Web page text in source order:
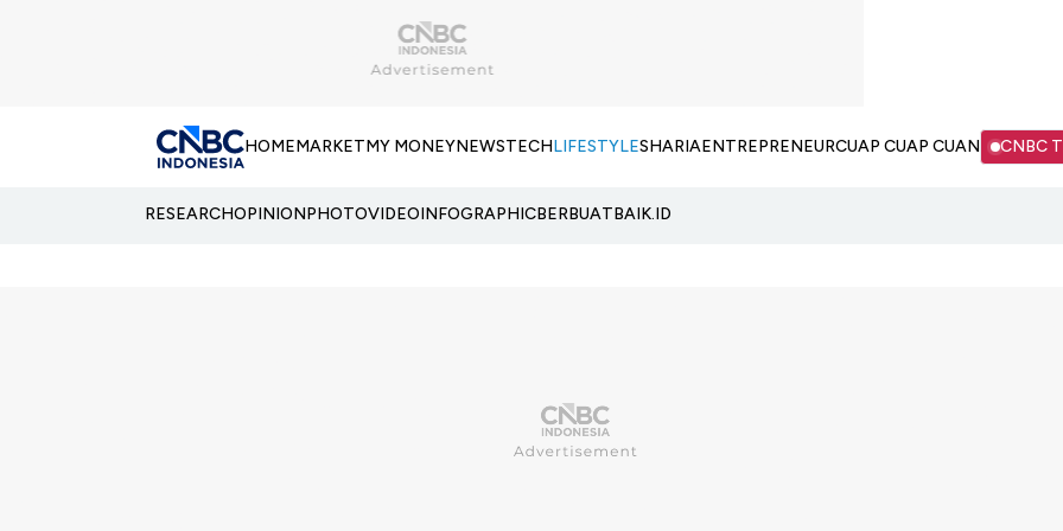
HOMEMARKETMY MONEYNEWSTECHLIFESTYLESHARIAENTREPRENEURCUAP CUAP CUAN CNBC
RESEARCHOPINIONPHOTOVIDEOINFOGRAPHICBERBUATBAIK.ID